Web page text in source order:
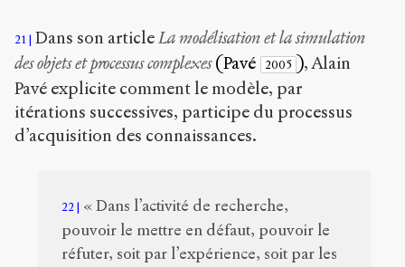
21 Dans son articleLa modélisation et la simulation
des objets et processus complexes (Pavé 2005 ), Alain
Pavé explicite comment le modèle, par
itérations successives, participe du processus
d’acquisition des connaissances.
22
« Dans l’activité de recherche,
pouvoir le mettre en défaut, pouvoir le
réfuter, soit par l’expérience, soit par les